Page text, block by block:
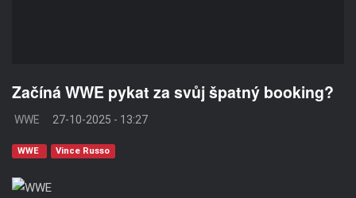
Začíná WWE pykat za svůj špatný booking?
WWE 27-10-2025 - 13:27
WWE Vince Russo